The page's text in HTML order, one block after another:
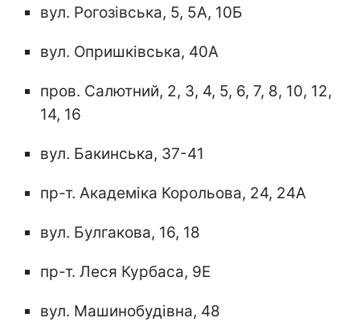
вул. Рогозівська, 5, 5А, 10Б
вул. Опришківська, 40А
пров. Салютний, 2, 3, 4, 5, 6, 7, 8, 10, 12,
14, 16
вул. Бакинська, 37-41
пр-т. Академіка Корольова, 24, 24А
вул. Булгакова, 16, 18
пр-т. Леся Курбаса, 9Е
вул. Машинобудівна, 48